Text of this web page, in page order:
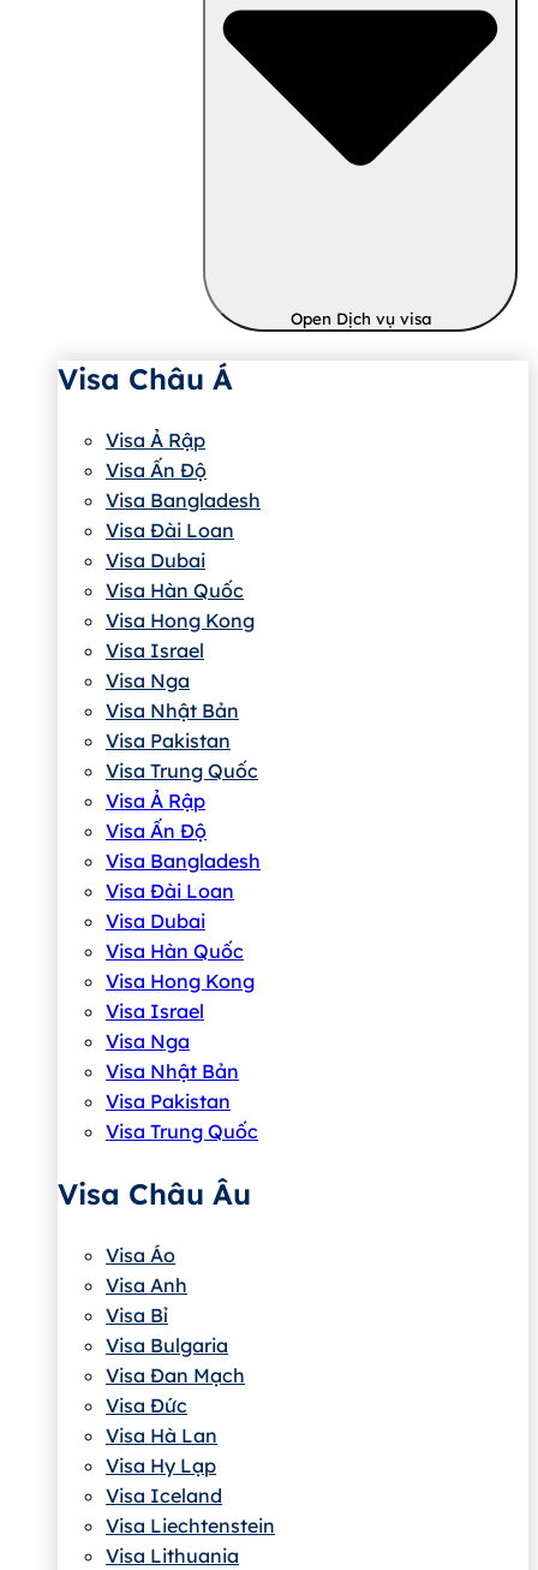
Open Dịch vụ visa
Visa Châu Á
Visa Ả Rập
Visa Ấn Độ
Visa Bangladesh
Visa Đài Loan
Visa Dubai
Visa Hàn Quốc
Visa Hong Kong
Visa Israel
Visa Nga
Visa Nhật Bản
Visa Pakistan
Visa Trung Quốc
Visa Ả Rập
Visa Ấn Độ
Visa Bangladesh
Visa Đài Loan
Visa Dubai
Visa Hàn Quốc
Visa Hong Kong
Visa Israel
Visa Nga
Visa Nhật Bản
Visa Pakistan
Visa Trung Quốc
Visa Châu Âu
Visa Áo
Visa Anh
Visa Bỉ
Visa Bulgaria
Visa Đan Mạch
Visa Đức
Visa Hà Lan
Visa Hy Lạp
Visa Iceland
Visa Liechtenstein
Visa Lithuania